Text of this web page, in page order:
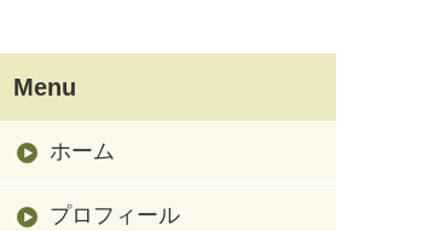
Menu
ホーム
プロフィール